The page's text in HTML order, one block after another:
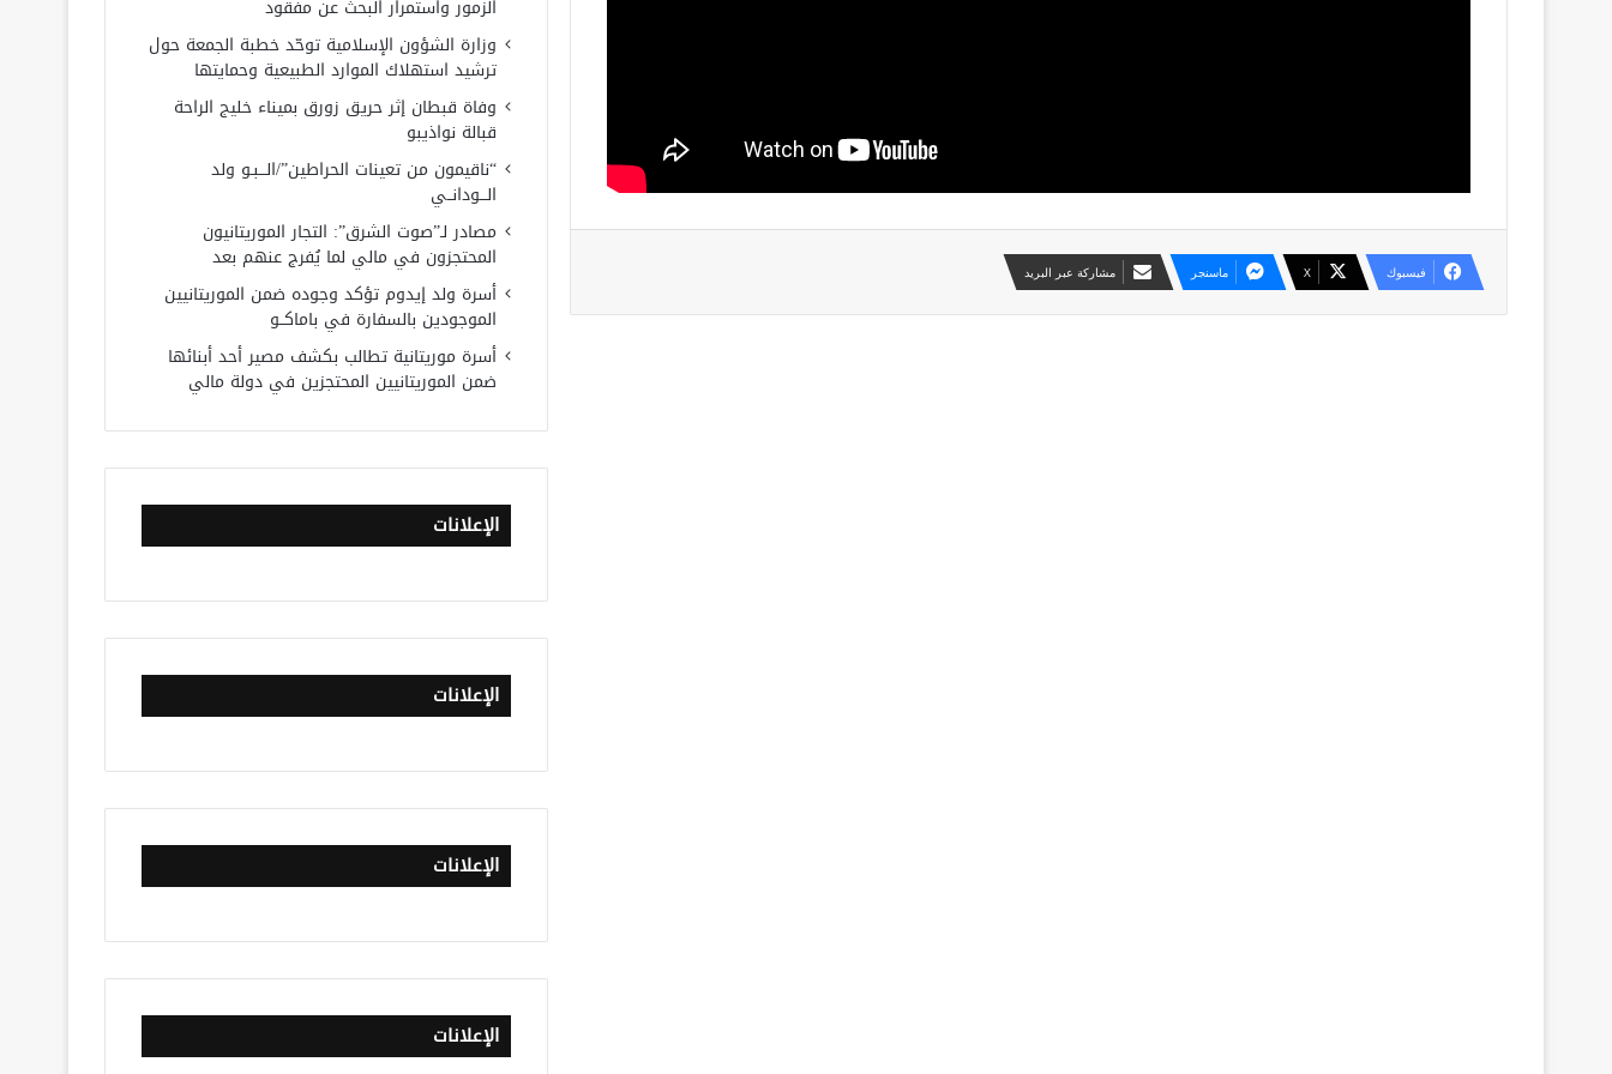
فيسبوك X ماسنجر مشاركة عبر البريد
الزمور واستمرار البحث عن مفقود
وزارة الشؤون الإسلامية توحّد خطبة الجمعة حول
ترشيد استهلاك الموارد الطبيعية وحمايتها
وفاة قبطان إثر حريق زورق بميناء خليج الراحة
قبالة نواذيبو
“ناقيمون من تعينات الحراطين”/الـــبـو ولد
الـــودانــي
مصادر لـ”صوت الشرق”: التجار الموريتانيون
المحتجزون في مالي لما يُفرج عنهم بعد
أسرة ولد إيدوم تؤكد وجوده ضمن الموريتانيين
الموجودين بالسفارة في باماكــو
أسرة موريتانية تطالب بكشف مصير أحد أبنائها
ضمن الموريتانيين المحتجزين في دولة مالي
الإعلانات
الإعلانات
الإعلانات
الإعلانات